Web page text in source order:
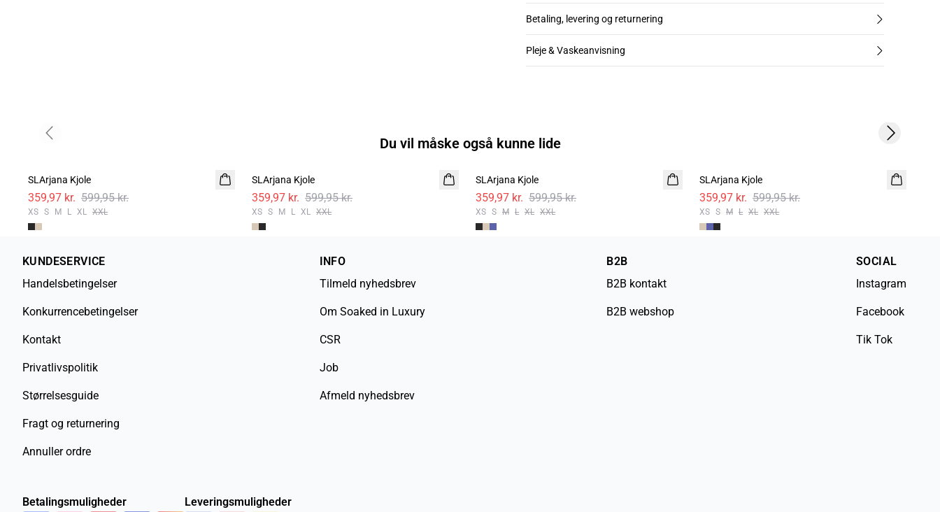
Betaling, levering og returnering
Pleje & Vaskeanvisning
Du vil måske også kunne lide
SLArjana Kjole
359,97 kr. 599,95 kr.
XS S M L XL XXL
SLArjana Kjole
359,97 kr. 599,95 kr.
XS S M L XL XXL
- 40%
SLArjana Kjole
359,97 kr. 599,95 kr.
XS S M L XL XXL
SLArjana Kjole
359,97 kr. 599,95 kr.
XS S M L XL XXL
Previous slide Next slide
KUNDESERVICE
Handelsbetingelser
Konkurrencebetingelser
Kontakt
Privatlivspolitik
Størrelsesguide
Fragt og returnering
Annuller ordre
INFO
Tilmeld nyhedsbrev
Om Soaked in Luxury
CSR
Job
Afmeld nyhedsbrev
B2B
B2B kontakt
B2B webshop
SOCIAL
Instagram
Facebook
Tik Tok
Betalingsmuligheder Leveringsmuligheder